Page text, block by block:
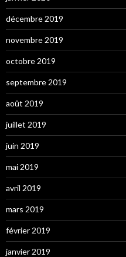
décembre 2019
novembre 2019
octobre 2019
septembre 2019
août 2019
juillet 2019
juin 2019
mai 2019
avril 2019
mars 2019
février 2019
janvier 2019